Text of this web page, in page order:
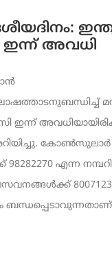
അവധി
ഇന്ന്
കോൺസുലാർ
എന്ന